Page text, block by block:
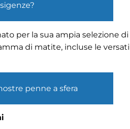
per la sua ampia selezione
di matite, incluse le
penne a sfera